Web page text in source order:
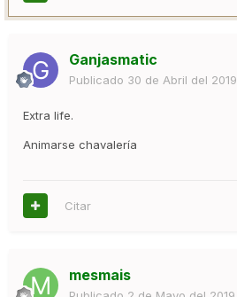
Ganjasmatic
Publicado 30 de Abril del 2019
Extra life.
Animarse chavalería
Citar
mesmais